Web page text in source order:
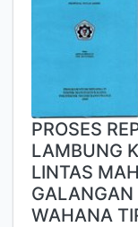
PROSES
LAMBUNG
LINTAS
GALANGAN
WAHANA